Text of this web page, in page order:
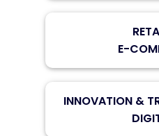
E-
INNOVATION &